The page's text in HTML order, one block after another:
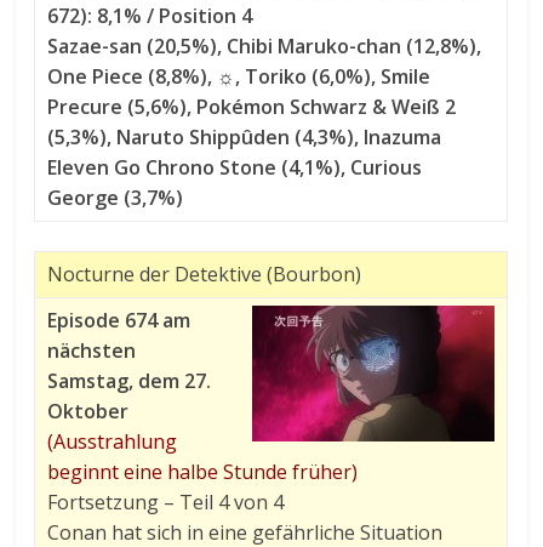
672): 8,1% / Position 4
Sazae-san (20,5%), Chibi Maruko-chan (12,8%),
One Piece (8,8%), ☼, Toriko (6,0%), Smile
Precure (5,6%), Pokémon Schwarz & Weiß 2
(5,3%), Naruto Shippûden (4,3%), Inazuma
Eleven Go Chrono Stone (4,1%), Curious
George (3,7%)
Nocturne der Detektive (Bourbon)
Episode 674 am
nächsten
Samstag, dem 27.
Oktober
(Ausstrahlung
beginnt eine halbe Stunde früher)
Fortsetzung – Teil 4 von 4
Conan hat sich in eine gefährliche Situation